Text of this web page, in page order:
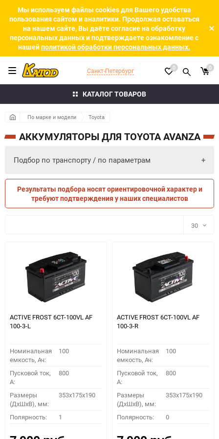
Мы используем файлы cookies для Вашего удобства
пользования сайтом и аналитики. Продолжая оставаться
на нашем сайте, Вы даёте согласие на обработку
персональных данных и подтверждаете ознакомление с
нашейполитикой обработки персональных данных.
КАТАЛОГ ТОВАРОВ
Санкт-Петербург 0 0
По марке и модели Toyota
АККУМУЛЯТОРЫ ДЛЯ TOYOTA AVANZA
Подбор по транспорту / по параметрам
ПО ТРАНСПОРТУ ПО ПАРАМЕТРАМ
ПОДОБРАТЬ
Результаты подбора носят ориентировочной характер и
требуют подтверждения у наших специалистов
30
30
60
90
ACTIVE FROST 6СТ-100VL АF
100-3-L
Номинальная
емкость, Ач:
100
Пусковой ток,
A:
800
Размеры
(ДхШхВ), мм:
353x175x190
Полярность: 1
ACTIVE FROST 6СТ-100VL АF
100-3-R
Номинальная
емкость, Ач:
100
Пусковой ток,
A:
800
Размеры
(ДхШхВ), мм:
353x175x190
Полярность: 0